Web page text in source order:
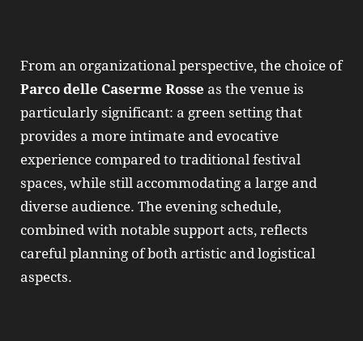
From an organizational perspective, the choice of
Parco delle Caserme Rosse as the venue is
particularly significant: a green setting that
provides a more intimate and evocative
experience compared to traditional festival
spaces, while still accommodating a large and
diverse audience. The evening schedule,
combined with notable support acts, reflects
careful planning of both artistic and logistical
aspects.